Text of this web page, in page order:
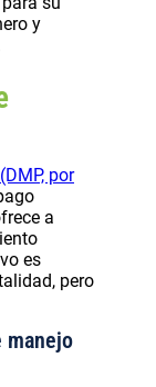
y
por
a
es
pero
manejo